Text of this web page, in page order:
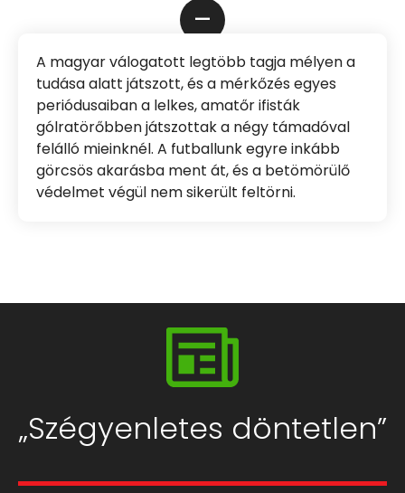
–
A magyar válogatott legtöbb tagja mélyen a
tudása alatt játszott, és a mérkőzés egyes
periódusaiban a lelkes, amatőr ifisták
gólratörőbben játszottak a négy támadóval
felálló mieinknél. A futballunk egyre inkább
görcsös akarásba ment át, és a betömörülő
védelmet végül nem sikerült feltörni.
„Szégyenletes döntetlen”